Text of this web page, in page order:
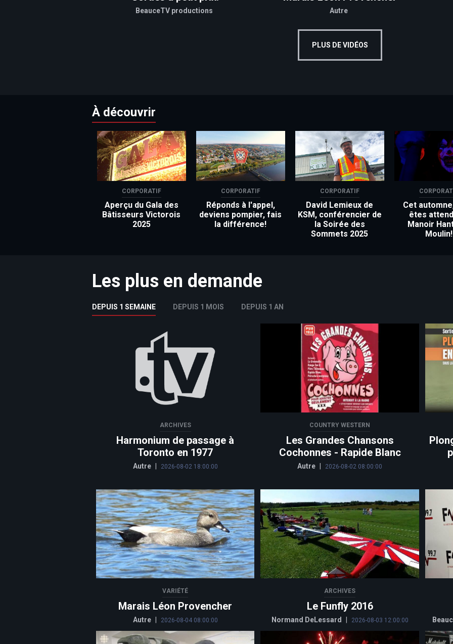
BeauceTV productions Autre
PLUS DE VIDÉOS
À découvrir
CORPORATIF
Aperçu du Gala des
Bâtisseurs Victorois
2025
CORPORATIF
Réponds à l'appel,
deviens pompier, fais
la différence!
CORPORATIF
David Lemieux de
KSM, conférencier de
la Soirée des
Sommets 2025
Cet
êtes
Manoir
Moulin!
Les plus en demande
DEPUIS 1 SEMAINE DEPUIS 1 MOIS DEPUIS 1 AN
ARCHIVES
Harmonium de passage à
Toronto en 1977
Autre 2026-08-02 18:00:00
COUNTRY WESTERN
Les Grandes Chansons
Cochonnes - Rapide Blanc
Autre 2026-08-02 08:00:00
VARIÉTÉ
Marais Léon Provencher
Autre 2026-08-04 08:00:00
ARCHIVES
Le Funfly 2016
Normand DeLessard 2026-08-03 12:00:00